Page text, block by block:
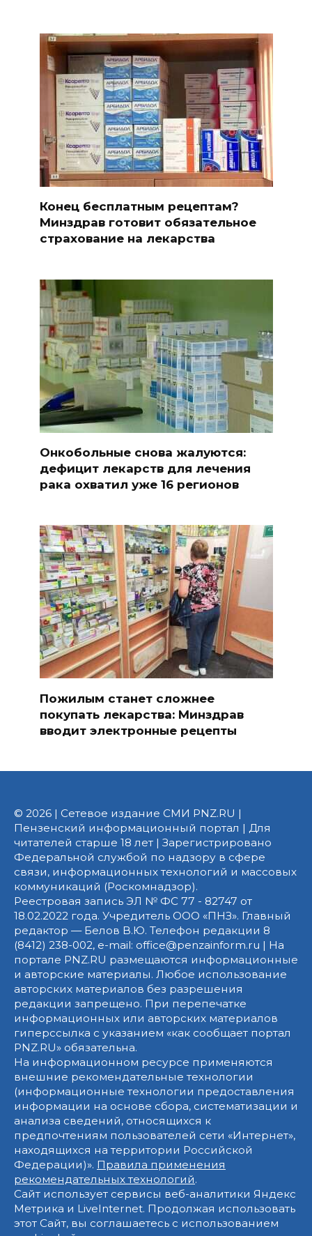
Конец бесплатным рецептам?
Минздрав готовит обязательное
страхование на лекарства
Онкобольные снова жалуются:
дефицит лекарств для лечения
рака охватил уже 16 регионов
Пожилым станет сложнее
покупать лекарства: Минздрав
вводит электронные рецепты
© 2026 | Сетевое издание СМИ PNZ.RU |
Пензенский информационный портал | Для
читателей старше 18 лет | Зарегистрировано
Федеральной службой по надзору в сфере
связи, информационных технологий и массовых
коммуникаций (Роскомнадзор).
Реестровая запись ЭЛ № ФС 77 - 82747 от
18.02.2022 года. Учредитель ООО «ПНЗ». Главный
редактор — Белов В.Ю. Телефон редакции 8
(8412) 238-002, e-mail: office@penzainform.ru | На
портале PNZ.RU размещаются информационные
и авторские материалы. Любое использование
авторских материалов без разрешения
редакции запрещено. При перепечатке
информационных или авторских материалов
гиперссылка с указанием «как сообщает портал
PNZ.RU» обязательна.
На информационном ресурсе применяются
внешние рекомендательные технологии
(информационные технологии предоставления
информации на основе сбора, систематизации и
анализа сведений, относящихся к
предпочтениям пользователей сети «Интернет»,
находящихся на территории Российской
Федерации)». Правила применения
рекомендательных технологий.
Сайт использует сервисы веб-аналитики Яндекс
Метрика и LiveInternet. Продолжая использовать
этот Сайт, вы соглашаетесь с использованием